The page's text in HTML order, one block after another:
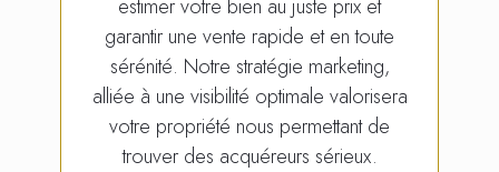
estimer votre bien au juste prix et
garantir une vente rapide et en toute
sérénité. Notre stratégie marketing,
alliée à une visibilité optimale valorisera
votre propriété nous permettant de
trouver des acquéreurs sérieux.